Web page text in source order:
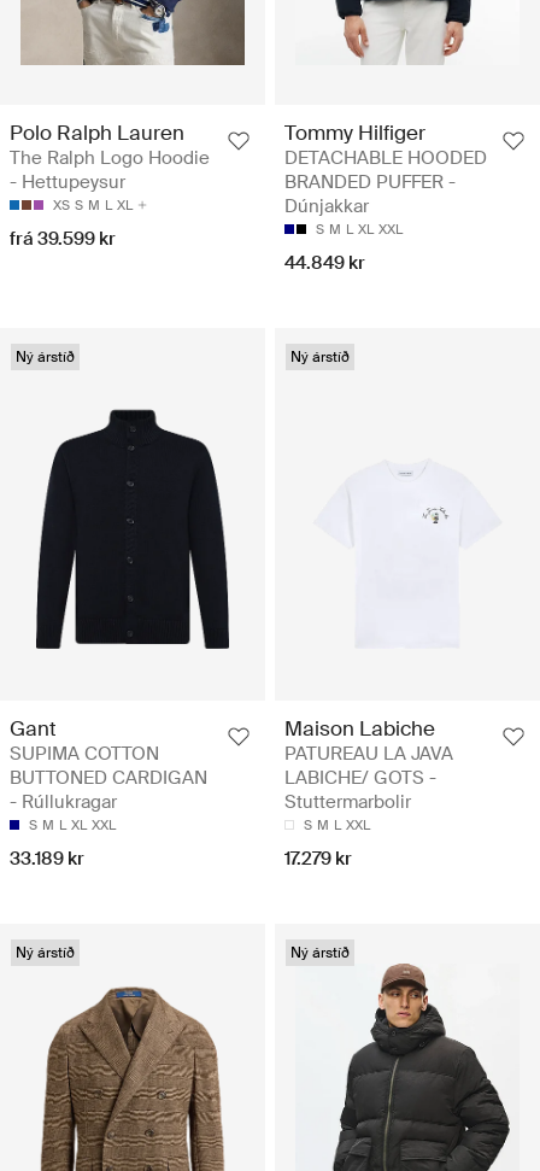
Polo Ralph Lauren
The Ralph Logo Hoodie
- Hettupeysur
XS S M L XL
frá 39.599 kr
Tommy Hilfiger
DETACHABLE HOODED
BRANDED PUFFER -
Dúnjakkar
S M L XL XXL
44.849 kr
Ný árstíð
Gant
SUPIMA COTTON
BUTTONED CARDIGAN
- Rúllukragar
S M L XL XXL
33.189 kr
Ný árstíð
Maison Labiche
PATUREAU LA JAVA
LABICHE/ GOTS -
Stuttermarbolir
S M L XXL
17.279 kr
Ný árstíð Ný árstíð